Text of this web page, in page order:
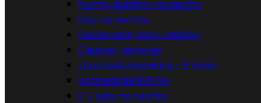
Formy, šablóny na nechty
Inky na nechty
Dávkovače, boxy, nádoby
Cleaner, remover
Japonská manikúra - P shine
Kozmetické kufríky
  Laky na nechty